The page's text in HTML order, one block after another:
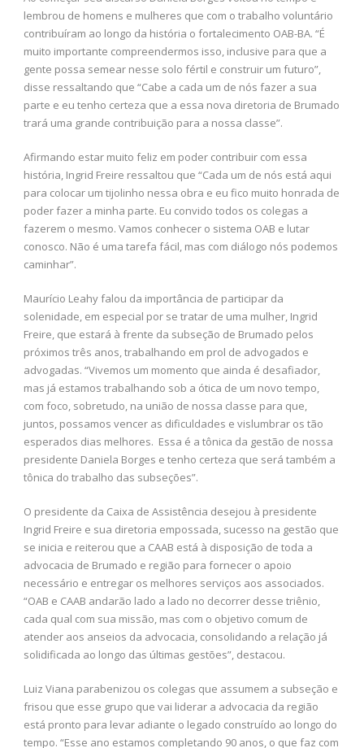
lembrou de homens e mulheres que com o trabalho voluntário
contribuíram ao longo da história o fortalecimento OAB-BA. “É
muito importante compreendermos isso, inclusive para que a
gente possa semear nesse solo fértil e construir um futuro”,
disse ressaltando que “Cabe a cada um de nós fazer a sua
parte e eu tenho certeza que a essa nova diretoria de Brumado
trará uma grande contribuição para a nossa classe”.
Afirmando estar muito feliz em poder contribuir com essa
história, Ingrid Freire ressaltou que “Cada um de nós está aqui
para colocar um tijolinho nessa obra e eu fico muito honrada de
poder fazer a minha parte. Eu convido todos os colegas a
fazerem o mesmo. Vamos conhecer o sistema OAB e lutar
conosco. Não é uma tarefa fácil, mas com diálogo nós podemos
caminhar”.
Maurício Leahy falou da importância de participar da
solenidade, em especial por se tratar de uma mulher, Ingrid
Freire, que estará à frente da subseção de Brumado pelos
próximos três anos, trabalhando em prol de advogados e
advogadas. “Vivemos um momento que ainda é desafiador,
mas já estamos trabalhando sob a ótica de um novo tempo,
com foco, sobretudo, na união de nossa classe para que,
juntos, possamos vencer as dificuldades e vislumbrar os tão
esperados dias melhores. Essa é a tônica da gestão de nossa
presidente Daniela Borges e tenho certeza que será também a
tônica do trabalho das subseções”.
O presidente da Caixa de Assistência desejou à presidente
Ingrid Freire e sua diretoria empossada, sucesso na gestão que
se inicia e reiterou que a CAAB está à disposição de toda a
advocacia de Brumado e região para fornecer o apoio
necessário e entregar os melhores serviços aos associados.
“OAB e CAAB andarão lado a lado no decorrer desse triênio,
cada qual com sua missão, mas com o objetivo comum de
atender aos anseios da advocacia, consolidando a relação já
solidificada ao longo das últimas gestões”, destacou.
Luiz Viana parabenizou os colegas que assumem a subseção e
frisou que esse grupo que vai liderar a advocacia da região
está pronto para levar adiante o legado construído ao longo do
tempo. “Esse ano estamos completando 90 anos, o que faz com